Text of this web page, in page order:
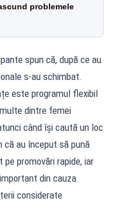
problemele
spun că, după ce au
s-au schimbat.
este programul flexibil
dintre femei
când își caută un loc
că au început să pună
promovări rapide, iar
din cauza
considerate